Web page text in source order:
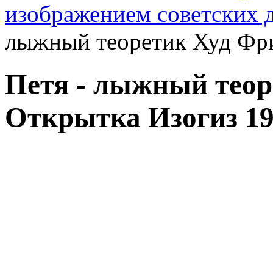
изображением советских
лыжный теоретик Худ
Петя - лыжный
Открытка Изогиз